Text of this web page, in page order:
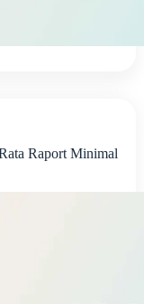
Raport Minimal